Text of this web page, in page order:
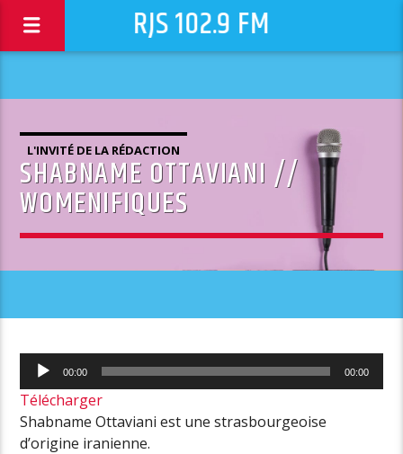
RJS 102.9 FM
L'INVITÉ DE LA RÉDACTION
SHABNAME OTTAVIANI //
WOMENIFIQUES
Lecteur
audio
00:00 00:00
Télécharger
Shabname Ottaviani est une strasbourgeoise
d’origine iranienne.